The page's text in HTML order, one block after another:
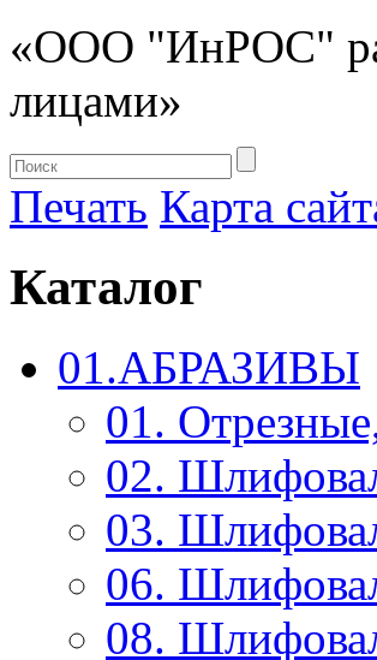
«ООО "ИнРОС"
лицами»
Печать Карта
Каталог
01.АБРАЗИВЫ
01.
02.
03.
06.
08.